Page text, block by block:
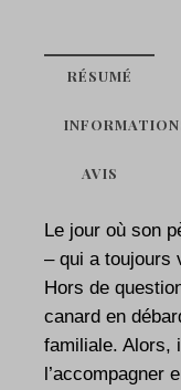
RÉSUMÉ
AVIS
Le jour où son
– qui a toujours
Hors de
canard en
familiale. Alors,
l’accompagner